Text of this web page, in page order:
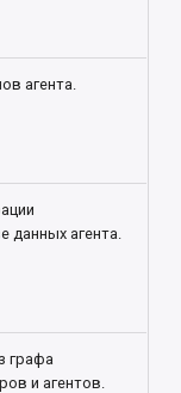
агента.
данных агента.
графа
и агентов.